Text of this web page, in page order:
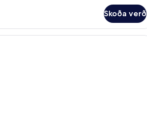
Skoða verð
öryggishólf í herbergi, skrifborð